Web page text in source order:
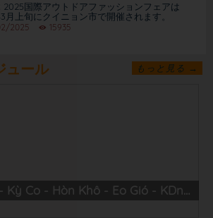
2025国際アウトドアファッションフェアは
月上旬にクイニョン市で開催されます。
2025 15935
ュール もっと見る →
Tour Quy Nhơn - Kỳ Co - Hòn Khô - Eo Gió - KDn Trung Lương